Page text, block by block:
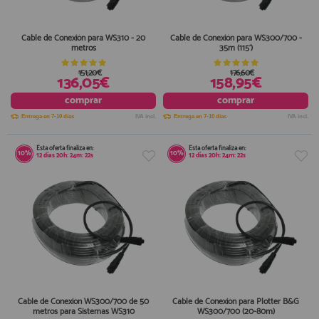
Cable de Conexión para WS310 - 20
metros
136,05€
151,20€
comprar
Entrega en 7-10 días IVA incl.
Cable de Conexión para WS300/700 -
35m (115')
158,95€
176,60€
comprar
Entrega en 7-10 días IVA incl.
10% Esta oferta finaliza en:
12días20h:24m:22s
Cable de Conexión WS300/700 de 50
metros para Sistemas WS310
10% Esta oferta finaliza en:
12días20h:24m:22s
Cable de Conexión para Plotter B&G
WS300/700 (20-80m)